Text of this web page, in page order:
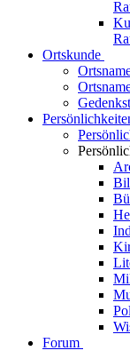
Ortskunde
Forum